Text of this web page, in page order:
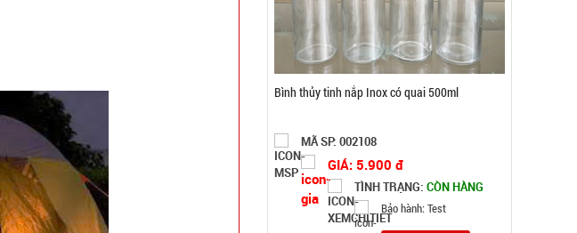
Chai tẩy trắng giày Flac CÓ BÀN CHẢI
MÃ SP: 000385
GIÁ: 5.500 đ
TÌNH TRẠNG: CÒN HÀNG
Bảo hành: Test